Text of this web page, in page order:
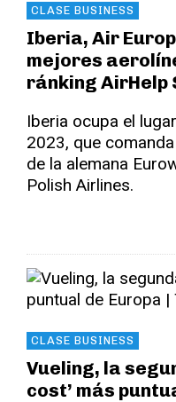
CLASE BUSINESS
Iberia, Air
mejores
ránking AirHelp
Iberia ocupa el
2023, que
de la alemana
Polish Airlines.
CLASE BUSINESS
Vueling, la
cost’ más